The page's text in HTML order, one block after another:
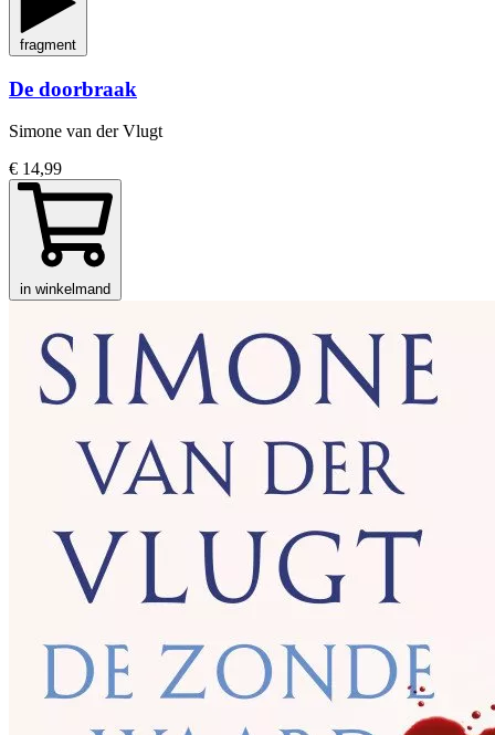
fragment
De doorbraak
Simone van der Vlugt
€ 14,99
in winkelmand